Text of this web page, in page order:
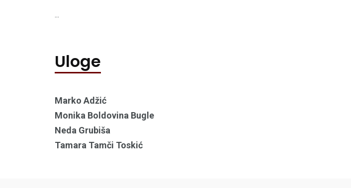
...
Uloge
Marko Adžić
Monika Boldovina Bugle
Neda Grubiša
Tamara Tamči Toskić